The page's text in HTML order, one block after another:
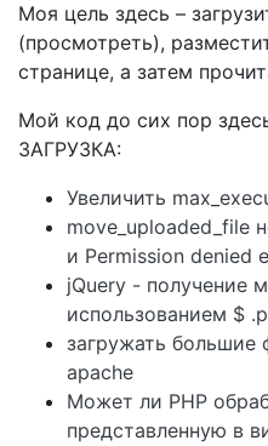
Моя цель здесь –
(просмотреть),
странице, а затем
Мой код до сих пор
ЗАГРУЗКА:
Увеличить
move_uploaded_file
и Permission denied
jQuery - получение
использованием $
загружать
apache
Может ли PHP
представленную в